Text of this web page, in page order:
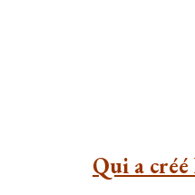
Qui a créé